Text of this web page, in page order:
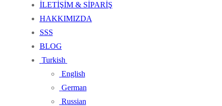
İLETİŞİM & SİPARİŞ
HAKKIMIZDA
SSS
BLOG
Turkish
English
German
Russian